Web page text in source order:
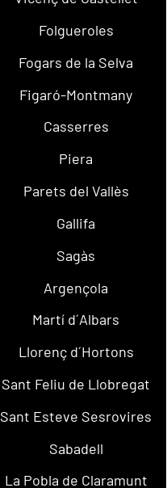
Folgueroles
Fogars de la Selva
Figaró-Montmany
Casserres
Piera
Parets del Vallès
Gallifa
Sagàs
Argençola
Martí d´Albars
Llorenç d´Hortons
Sant Feliu de Llobregat
Sant Esteve Sesrovires
Sabadell
La Pobla de Claramunt